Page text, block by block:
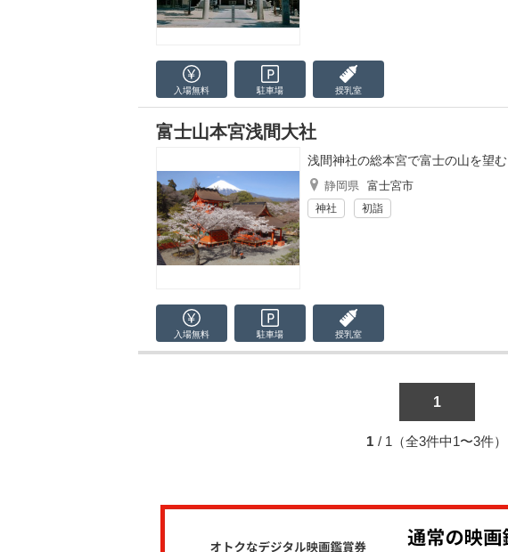
入場無料 駐車場 授乳室
富士山本宮浅間大社
浅間神社の総本宮で富士の山を望む
静岡県 富士宮市
神社 初詣
入場無料 駐車場 授乳室
1
1 / 1（全3件中1〜3件）